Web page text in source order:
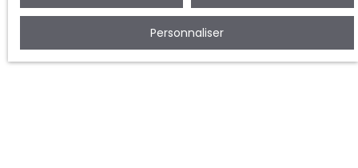
Personnaliser